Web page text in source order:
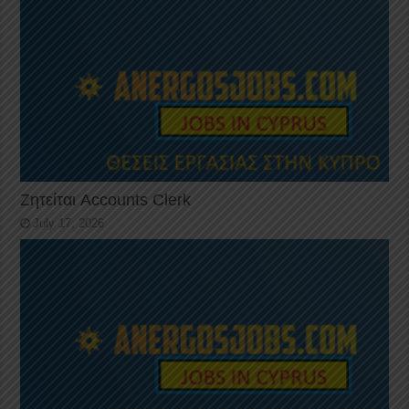
Ζητείται Accounts Clerk
July 17, 2026